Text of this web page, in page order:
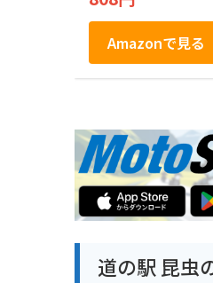
Amazonで見る
道の駅 昆虫